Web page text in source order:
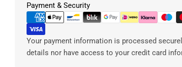
Payment & Security
Metodi
pagamento
Your payment information is processed
details nor have access to your credit card